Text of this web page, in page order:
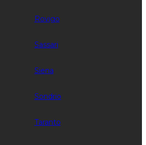
Rovigo
Sassari
Siena
Sondrio
Taranto